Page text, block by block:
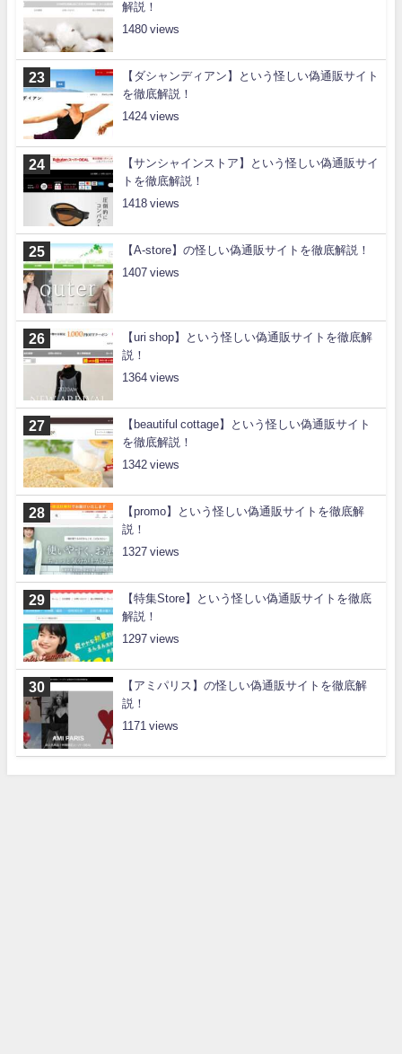
解説！
1480
【ダシャンディアン】という怪しい偽通販サイト
を徹底解説！
1424
【サンシャインストア】という怪しい偽通販サイ
トを徹底解説！
1418
【A-store】の怪しい偽通販サイトを徹底解説！
1407
【uri shop】という怪しい偽通販サイトを徹底解
説！
1364
【beautiful cottage】という怪しい偽通販サイト
を徹底解説！
1342
【promo】という怪しい偽通販サイトを徹底解
説！
1327
【特集Store】という怪しい偽通販サイトを徹底
解説！
1297
【アミパリス】の怪しい偽通販サイトを徹底解
説！
1171